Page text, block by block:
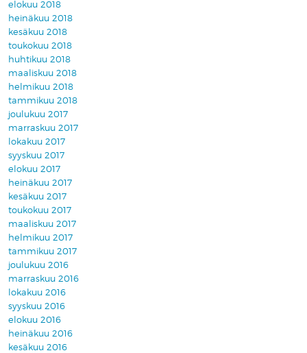
elokuu 2018
heinäkuu 2018
kesäkuu 2018
toukokuu 2018
huhtikuu 2018
maaliskuu 2018
helmikuu 2018
tammikuu 2018
joulukuu 2017
marraskuu 2017
lokakuu 2017
syyskuu 2017
elokuu 2017
heinäkuu 2017
kesäkuu 2017
toukokuu 2017
maaliskuu 2017
helmikuu 2017
tammikuu 2017
joulukuu 2016
marraskuu 2016
lokakuu 2016
syyskuu 2016
elokuu 2016
heinäkuu 2016
kesäkuu 2016